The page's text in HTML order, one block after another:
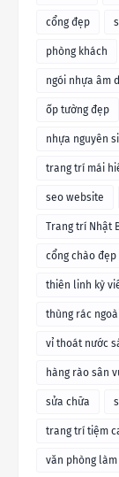
cổng đẹp
phòng khách
ngói nhựa âm
ốp tường đẹp
nhựa nguyên
trang trí mái
seo website
Trang trí Nhật
cổng chào đẹp
thiên linh kỳ
thùng rác
vỉ thoát nước
hàng rào sân
sửa chữa
trang trí tiệm
văn phòng